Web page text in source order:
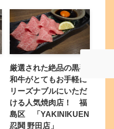
厳選された絶品の黒毛
和牛がとてもお手軽に
リーズナブルにいただ
ける人気焼肉店！ 福
島区 「YAKINIKUEN
忍鬨 野田店」